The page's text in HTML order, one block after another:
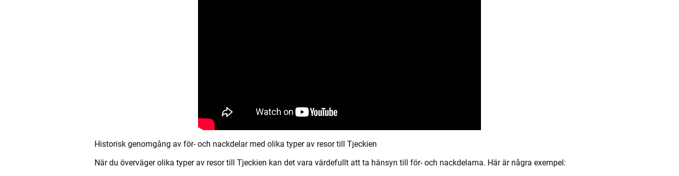
Historisk genomgång av för- och nackdelar med olika typer av resor till Tjeckien
När du överväger olika typer av resor till Tjeckien kan det vara värdefullt att ta hänsyn till för- och nackdelarna. Här är några exempel: